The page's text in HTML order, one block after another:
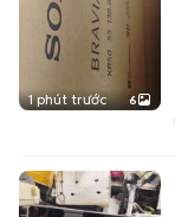
1 phút trước 6